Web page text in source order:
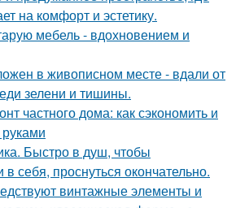
на комфорт и эстетику.
мебель - вдохновением и
в живописном месте - вдали от
зелени и тишины.
частного дома: как сэкономить и
Быстро в душ, чтобы
в себя, проснуться окончательно.
винтажные элементы и